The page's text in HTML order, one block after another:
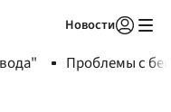
Новости
Проблемы с